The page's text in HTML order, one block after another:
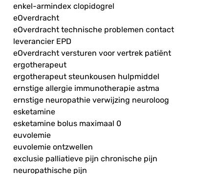
enkel-armindex clopidogrel
eOverdracht
eOverdracht technische problemen contact
leverancier EPD
eOverdracht versturen voor vertrek patiënt
ergotherapeut
ergotherapeut steunkousen hulpmiddel
ernstige allergie immunotherapie astma
ernstige neuropathie verwijzing neuroloog
esketamine
esketamine bolus maximaal 0
euvolemie
euvolemie ontzwellen
exclusie palliatieve pijn chronische pijn
neuropathische pijn